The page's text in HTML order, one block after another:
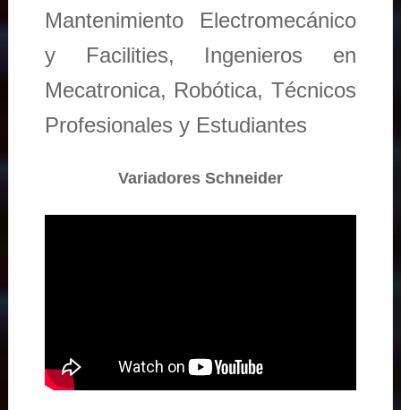
Mantenimiento Electromecánico
y Facilities, Ingenieros en
Mecatronica, Robótica, Técnicos
Profesionales y Estudiantes
Variadores Schneider